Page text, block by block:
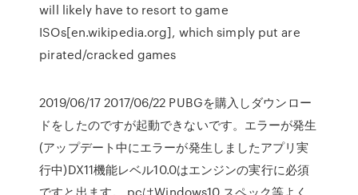
will likely have to resort to game
ISOs[en.wikipedia.org], which simply put are
pirated/cracked games
2019/06/17 2017/06/22 PUBGを購入しダウンロー
ドをしたのですが起動できないです。エラーが発生
(アップデート中にエラーが発生しましたアプリ実
行中)DX11機能レベル10.0はエンジンの実行に必須
ですと出ます。 pcはWindows10 スペック等よく